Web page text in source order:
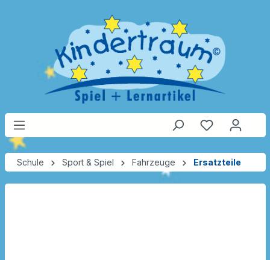
Schule Sport & Spiel Fahrzeuge Ersatzteile